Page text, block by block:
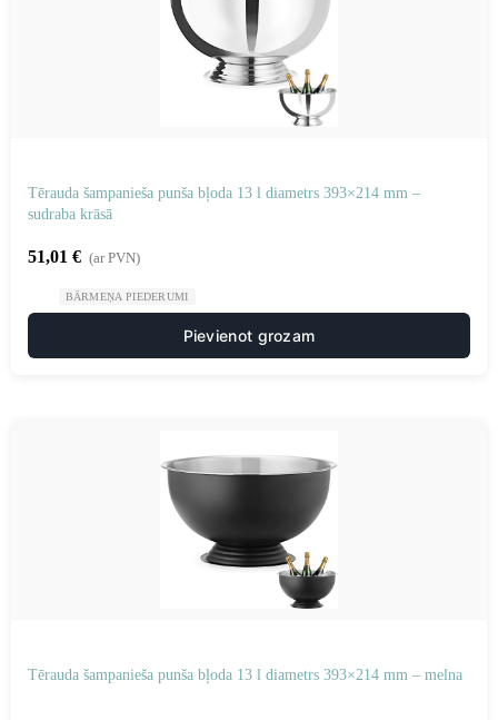
Tērauda šampanieša punša bļoda 13 l diametrs 393×214 mm –
sudraba krāsā
51,01 € (ar PVN)
BĀRMEŅA PIEDERUMI
Pievienot grozam
Tērauda šampanieša punša bļoda 13 l diametrs 393×214 mm – melna